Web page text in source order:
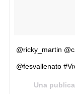
@ricky_martin
@fesvallenato
Una